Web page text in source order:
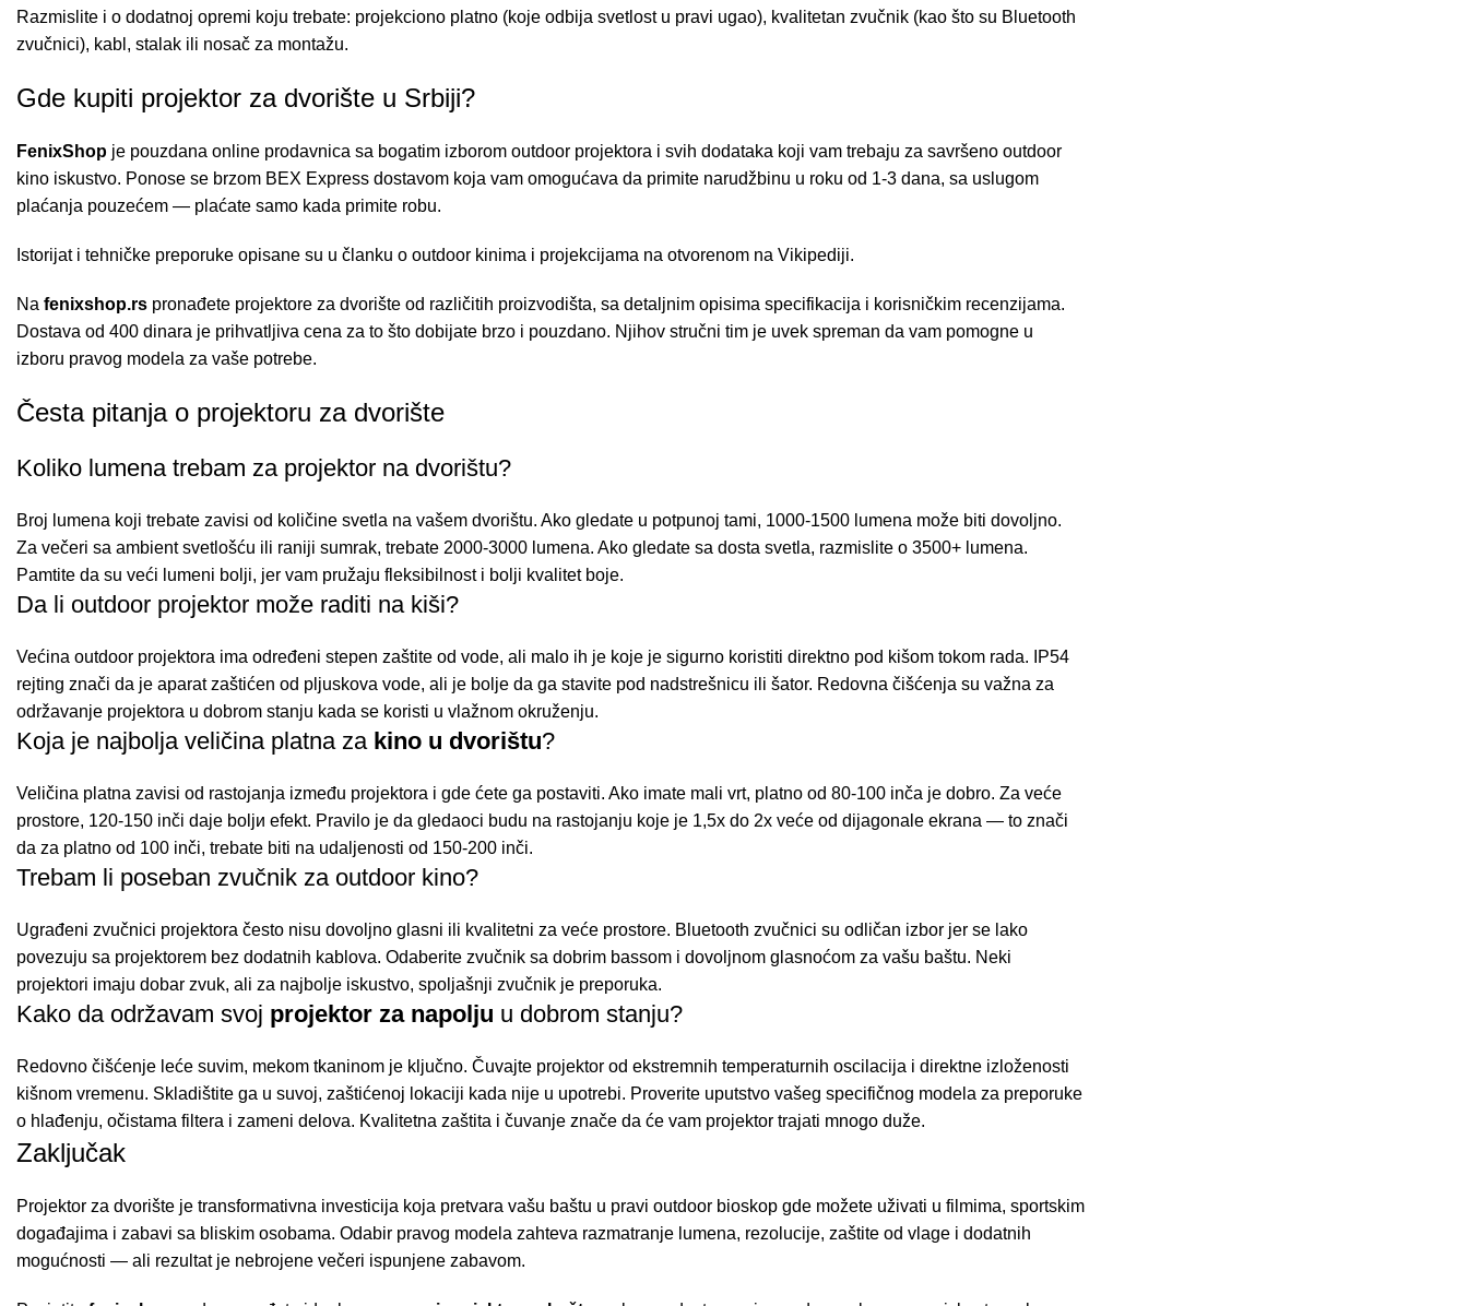
Razmislite i o dodatnoj opremi koju trebate: projekciono platno (koje odbija svetlost u pravi ugao), kvalitetan zvučnik (kao što su Bluetooth
zvučnici), kabl, stalak ili nosač za montažu.
Gde kupiti projektor za dvorište u Srbiji?
FenixShop je pouzdana online prodavnica sa bogatim izborom outdoor projektora i svih dodataka koji vam trebaju za savršeno outdoor
kino iskustvo. Ponose se brzom BEX Express dostavom koja vam omogućava da primite narudžbinu u roku od 1-3 dana, sa uslugom
plaćanja pouzećem — plaćate samo kada primite robu.
Istorijat i tehničke preporuke opisane su u članku o outdoor kinima i projekcijama na otvorenom na Vikipediji.
Na fenixshop.rs pronađete projektore za dvorište od različitih proizvodišta, sa detaljnim opisima specifikacija i korisničkim recenzijama.
Dostava od 400 dinara je prihvatljiva cena za to što dobijate brzo i pouzdano. Njihov stručni tim je uvek spreman da vam pomogne u
izboru pravog modela za vaše potrebe.
Česta pitanja o projektoru za dvorište
Koliko lumena trebam za projektor na dvorištu?
Broj lumena koji trebate zavisi od količine svetla na vašem dvorištu. Ako gledate u potpunoj tami, 1000-1500 lumena može biti dovoljno.
Za večeri sa ambient svetlošću ili raniji sumrak, trebate 2000-3000 lumena. Ako gledate sa dosta svetla, razmislite o 3500+ lumena.
Pamtite da su veći lumeni bolji, jer vam pružaju fleksibilnost i bolji kvalitet boje.
Da li outdoor projektor može raditi na kiši?
Većina outdoor projektora ima određeni stepen zaštite od vode, ali malo ih je koje je sigurno koristiti direktno pod kišom tokom rada. IP54
rejting znači da je aparat zaštićen od pljuskova vode, ali je bolje da ga stavite pod nadstrešnicu ili šator. Redovna čišćenja su važna za
održavanje projektora u dobrom stanju kada se koristi u vlažnom okruženju.
Koja je najbolja veličina platna za kino u dvorištu?
Veličina platna zavisi od rastojanja između projektora i gde ćete ga postaviti. Ako imate mali vrt, platno od 80-100 inča je dobro. Za veće
prostore, 120-150 inči daje boljи efekt. Pravilo je da gledaoci budu na rastojanju koje je 1,5x do 2x veće od dijagonale ekrana — to znači
da za platno od 100 inči, trebate biti na udaljenosti od 150-200 inči.
Trebam li poseban zvučnik za outdoor kino?
Ugrađeni zvučnici projektora često nisu dovoljno glasni ili kvalitetni za veće prostore. Bluetooth zvučnici su odličan izbor jer se lako
povezuju sa projektorem bez dodatnih kablova. Odaberite zvučnik sa dobrim bassom i dovoljnom glasnoćom za vašu baštu. Neki
projektori imaju dobar zvuk, ali za najbolje iskustvo, spolјašnji zvučnik je preporuka.
Kako da održavam svoj projektor za napolju u dobrom stanju?
Redovno čišćenje leće suvim, mekom tkaninom je ključno. Čuvajte projektor od ekstremnih temperaturnih oscilacija i direktne izloženosti
kišnom vremenu. Skladištite ga u suvoj, zaštićenoj lokaciji kada nije u upotrebi. Proverite uputstvo vašeg specifičnog modela za preporuke
o hlađenju, očistama filtera i zameni delova. Kvalitetna zaštita i čuvanje znače da će vam projektor trajati mnogo duže.
Zaključak
Projektor za dvorište je transformativna investicija koja pretvara vašu baštu u pravi outdoor bioskop gde možete uživati u filmima, sportskim
događajima i zabavi sa bliskim osobama. Odabir pravog modela zahteva razmatranje lumena, rezolucije, zaštite od vlage i dodatnih
mogućnosti — ali rezultat je nebrojene večeri ispunjene zabavom.